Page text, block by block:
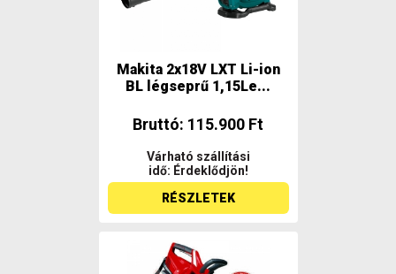
Makita 2x18V LXT Li-ion
BL légseprű 1,15Le...
Bruttó: 115.900 Ft
Várható szállítási
idő: Érdeklődjön!
RÉSZLETEK